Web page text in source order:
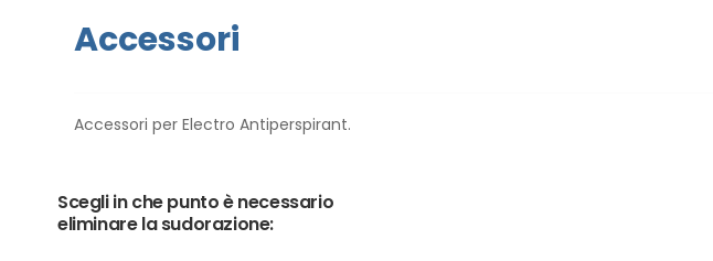
Accessori
Accessori per Electro Antiperspirant.
Scegli in che punto è necessario
eliminare la sudorazione: